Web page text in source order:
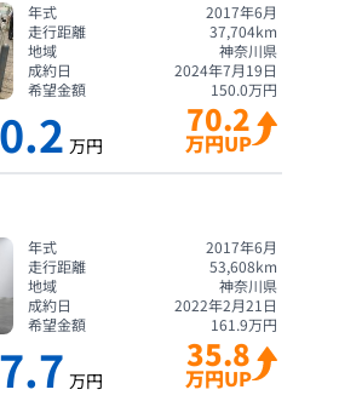
年式
2017年6月
走行距離
37,704km
地域
神奈川県
成約日
2024年7月19日
希望金額
150.0万円
万円
70.2
万円UP
年式
2017年6月
走行距離
53,608km
地域
神奈川県
成約日
2022年2月21日
希望金額
161.9万円
万円
35.8
万円UP